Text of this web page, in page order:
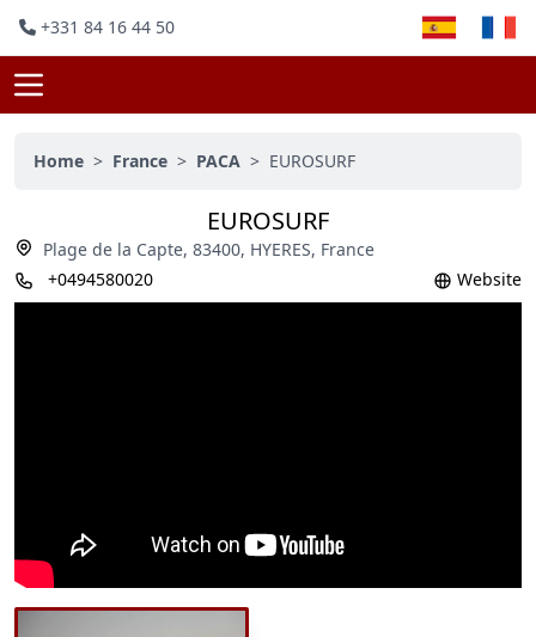
+331 84 16 44 50
Home > France > PACA > EUROSURF
EUROSURF
Plage de la Capte, 83400, HYERES, France
+0494580020
Website